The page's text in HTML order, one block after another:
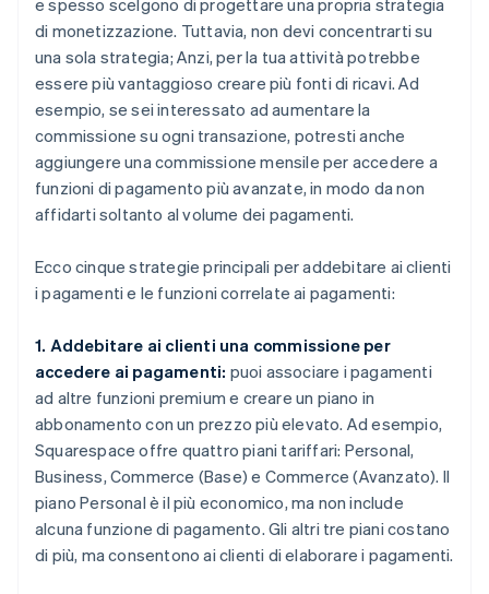
e spesso scelgono di progettare una propria strategia
di monetizzazione. Tuttavia, non devi concentrarti su
una sola strategia; Anzi, per la tua attività potrebbe
essere più vantaggioso creare più fonti di ricavi. Ad
esempio, se sei interessato ad aumentare la
commissione su ogni transazione, potresti anche
aggiungere una commissione mensile per accedere a
funzioni di pagamento più avanzate, in modo da non
affidarti soltanto al volume dei pagamenti.
Ecco cinque strategie principali per addebitare ai clienti
i pagamenti e le funzioni correlate ai pagamenti:
1. Addebitare ai clienti una commissione per
accedere ai pagamenti: puoi associare i pagamenti
ad altre funzioni premium e creare un piano in
abbonamento con un prezzo più elevato. Ad esempio,
Squarespace offre quattro piani tariffari: Personal,
Business, Commerce (Base) e Commerce (Avanzato). Il
piano Personal è il più economico, ma non include
alcuna funzione di pagamento. Gli altri tre piani costano
di più, ma consentono ai clienti di elaborare i pagamenti.